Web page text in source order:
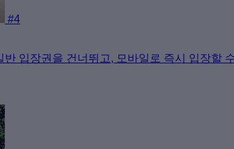
#4
입장권을 건너뛰고, 모바일로 즉시 입장할